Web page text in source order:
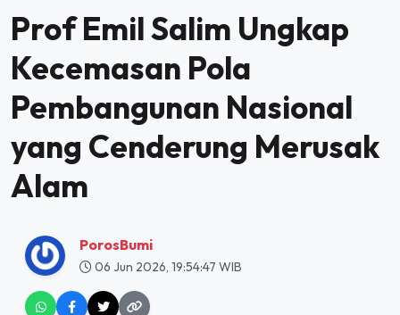
Prof Emil Salim Ungkap
Kecemasan Pola
Pembangunan Nasional
yang Cenderung Merusak
Alam
PorosBumi
06 Jun 2026, 19:54:47 WIB